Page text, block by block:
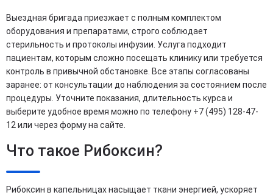
Выездная бригада приезжает с полным комплектом
оборудования и препаратами, строго соблюдает
стерильность и протоколы инфузии. Услуга подходит
пациентам, которым сложно посещать клинику или требуется
контроль в привычной обстановке. Все этапы согласованы
заранее: от консультации до наблюдения за состоянием после
процедуры. Уточните показания, длительность курса и
выберите удобное время можно по телефону +7 (495) 128-47-
12 или через форму на сайте.
Что такое Рибоксин?
Рибоксин в капельницах насыщает ткани энергией, ускоряет